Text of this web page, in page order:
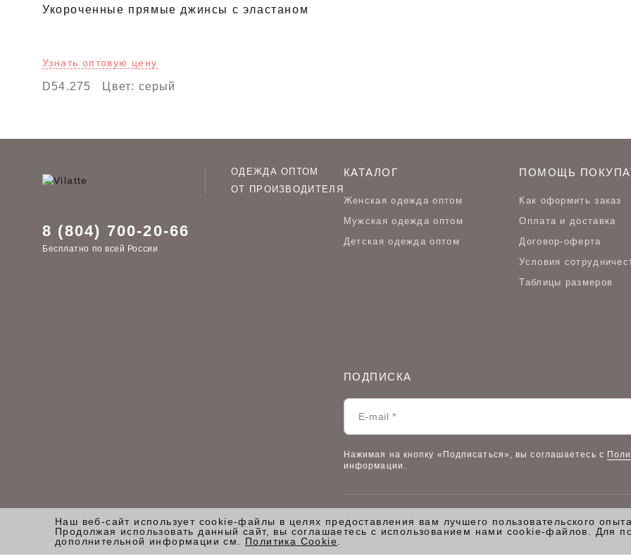
Укороченные прямые джинсы с эластаном
Узнать оптовую цену
D54.275 Цвет: серый
ОДЕЖДА ОПТОМ
ОТ ПРОИЗВОДИТЕЛЯ
8 (804) 700-20-66
Бесплатно по всей России
КАТАЛОГ
Женская одежда оптом
Мужская одежда оптом
Детская одежда оптом
ПОМОЩЬ
Как оформить заказ
Оплата и доставка
Договор-оферта
Условия
Таблицы размеров
ПОДПИСКА
Нажимая на кнопку «Подписаться», вы соглашаетесь с
информации.
© 2026 VILATTE / Все права защищены.
Наш веб-сайт использует cookie-файлы в целях предоставления вам лучшего пользовательского
Продолжая использовать данный сайт, вы соглашаетесь с использованием нами cookie-файлов. Для
дополнительной информации см. Политика Cookie